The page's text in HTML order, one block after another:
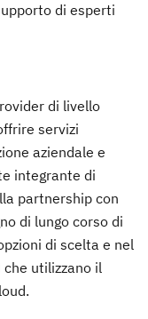
di esperti
di livello
servizi
aziendale e
integrante di
partnership con
di lungo corso di
di scelta e nel
utilizzano il